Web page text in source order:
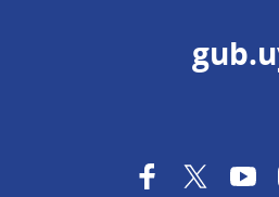
FacebookTwitter